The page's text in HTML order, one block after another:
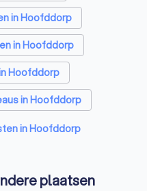
in Hoofddorp
in Hoofddorp
Hoofddorp
in Hoofddorp
Hoofddorp
Hoofddorp
in Hoofddorp
plaatsen